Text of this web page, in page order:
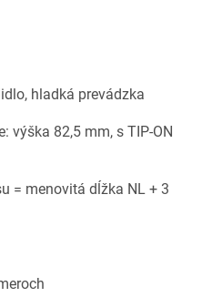
hladká prevádzka
výška 82,5 mm, s TIP-ON
= menovitá dĺžka NL + 3